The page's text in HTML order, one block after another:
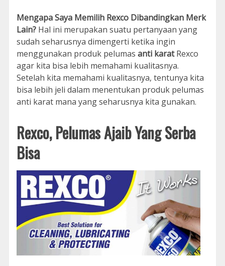
Mengapa Saya Memilih Rexco Dibandingkan Merk
Lain?Hal ini merupakan suatu pertanyaan yang
sudah seharusnya dimengerti ketika ingin
menggunakan produk pelumas anti karatRexco
agar kita bisa lebih memahami kualitasnya.
Setelah kita memahami kualitasnya, tentunya kita
bisa lebih jeli dalam menentukan produk pelumas
anti karat mana yang seharusnya kita gunakan.
Rexco, Pelumas Ajaib Yang Serba
Bisa